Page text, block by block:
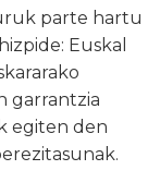
parte hartu
Euskal
garrantzia
egiten den